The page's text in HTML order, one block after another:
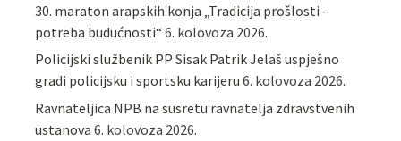
30. maraton arapskih konja „Tradicija prošlosti –
potreba budućnosti“ 6. kolovoza 2026.
Policijski službenik PP Sisak Patrik Jelaš uspješno
gradi policijsku i sportsku karijeru 6. kolovoza 2026.
Ravnateljica NPB na susretu ravnatelja zdravstvenih
ustanova 6. kolovoza 2026.